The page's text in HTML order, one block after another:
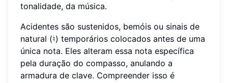
tonalidade, da música.
Acidentes são sustenidos, bemóis ou sinais de
natural (♮) temporários colocados antes de uma
única nota. Eles alteram essa nota específica
pela duração do compasso, anulando a
armadura de clave. Compreender isso é